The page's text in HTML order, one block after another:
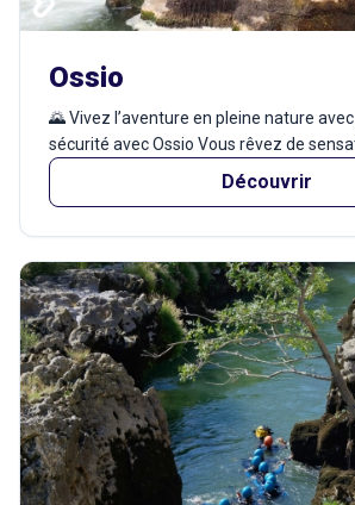
Ossio
🌄 Vivez l’aventure en pleine nature
sécurité avec Ossio Vous rêvez de
Découvrir